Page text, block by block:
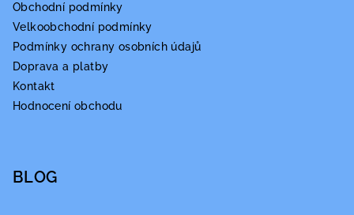
Obchodní podmínky
Velkoobchodní podmínky
Podmínky ochrany osobních údajů
Doprava a platby
Kontakt
Hodnocení obchodu
BLOG